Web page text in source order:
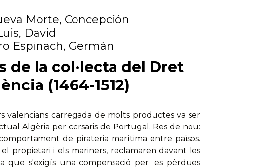
Morte, Concepción
David
Espinach, Germán
de la col·lecta del Dret
(1464-1512)
valencians carregada de molts productes va ser
Algèria per corsaris de Portugal. Res de nou:
de pirateria marítima entre països.
propietari i els mariners, reclamaren davant les
que s'exigís una compensació per les pèrdues